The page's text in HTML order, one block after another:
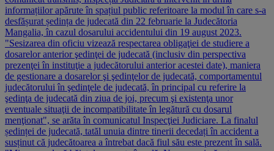
informațiilor apărute în spațiul public referitoare la modul în care s-a
desfășurat ședința de judecată din 22 februarie la Judecătoria
Mangalia, în cazul dosarului accidentului din 19 august 2023.
"Sesizarea din oficiu vizează respectarea obligaţiei de studiere a
dosarelor anterior şedinţei de judecată (inclusiv din perspectiva
prezenţei în instituţie a judecătorului anterior acestei date), maniera
de gestionare a dosarelor şi şedinţelor de judecată, comportamentul
judecătorului în şedinţele de judecată, în principal cu referire la
şedinţa de judecată din ziua de joi, precum şi existenţa unor
eventuale situaţii de incompatibilitate în legătură cu dosarul
menţionat", se arăta în comunicatul Inspecţiei Judiciare. La finalul
ședinței de judecată, tatăl unuia dintre tinerii decedați în accident a
susținut că judecătoarea a întrebat dacă fiul său este prezent în sală.